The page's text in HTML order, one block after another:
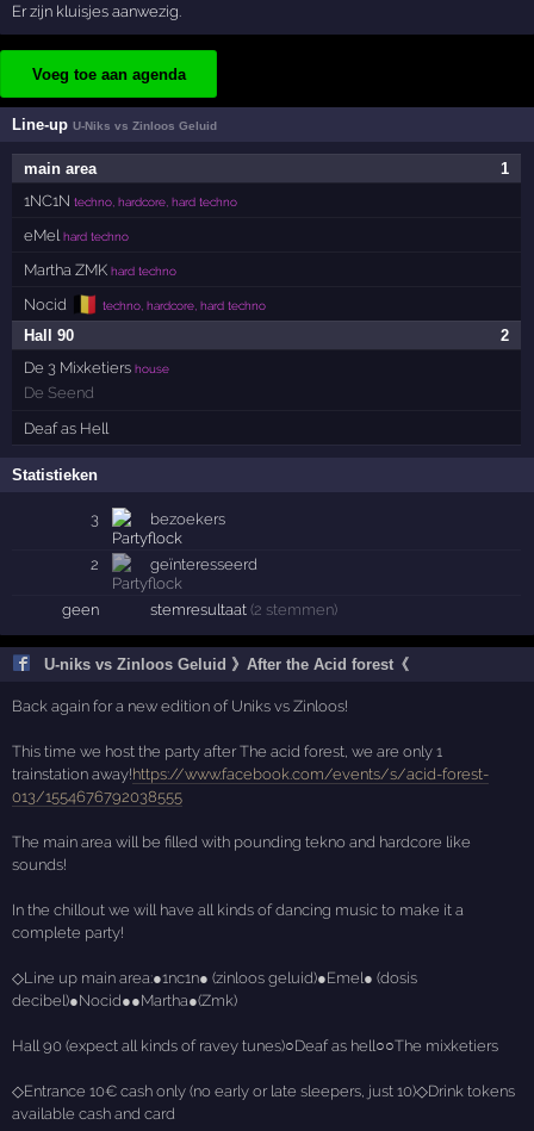
Er zijn kluisjes aanwezig.
Voeg toe aan agenda
Line-upU-Niks vs Zinloos Geluid
1
main area
1NC1N techno, hardcore, hard techno
eMel hard techno
Martha ZMK hard techno
Nocid 🇧🇪 techno, hardcore, hard techno
2
Hall 90
De 3 Mixketiers house
De Seend
Deaf as Hell
Statistieken
3 bezoekers
2 geïnteresseerd
geen stemresultaat(2 stemmen)
U-niks vs Zinloos Geluid 》After the Acid forest《
Back again for a new edition of Uniks vs Zinloos!
This time we host the party after The acid forest, we are only 1
trainstation away!https://www.facebook.com/events/s/acid-forest-
013/1554676792038555
The main area will be filled with pounding tekno and hardcore like
sounds!
In the chillout we will have all kinds of dancing music to make it a
complete party!
◇Line up main area:●1nc1n● (zinloos geluid)●Emel● (dosis
decibel)●Nocid●●Martha●(Zmk)
Hall 90 (expect all kinds of ravey tunes)○Deaf as hell○○The mixketiers
◇Entrance 10€ cash only (no early or late sleepers, just 10)◇Drink tokens
available cash and card